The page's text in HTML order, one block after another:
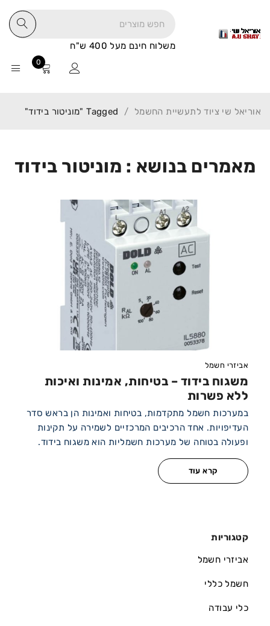
משלוח חינם מעל 400 ש"ח
0
מאמרים בנושא : מוניטור בידוד
אוריאל שי ציוד לתעשיית החשמל / Tagged "מוניטור בידוד"
אביזרי חשמל
משגוח בידוד – בטיחות, אמינות ואיכות
ללא פשרות
במערכות חשמל מתקדמות, בטיחות ואמינות הן בראש סדר
העדיפויות. אחד הרכיבים המרכזיים לשמירה על תקינות
ופעולה בטוחה של מערכות חשמליות הוא משגוח בידוד.
קרא עוד
קטגוריות
אביזרי חשמל
חשמל כללי
כלי עבודה